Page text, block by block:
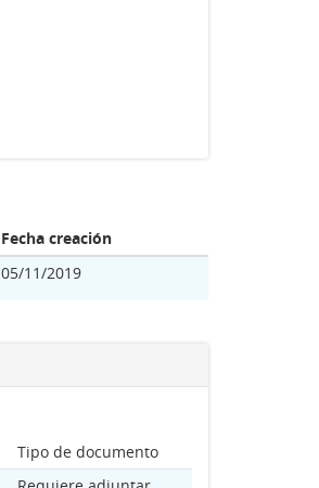
Fecha creación
05/11/2019
Tipo de documento